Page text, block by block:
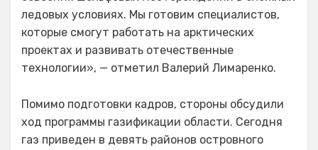
ледовых условиях. Мы готовим специалистов,
которые смогут работать на арктических
проектах и развивать отечественные
технологии», — отметил Валерий Лимаренко.
Помимо подготовки кадров, стороны обсудили
ход программы газификации области. Сегодня
газ приведен в девять районов островного